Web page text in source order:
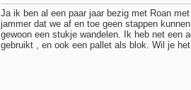
Ja ik ben al een paar jaar bezig met Roan
jammer dat we af en toe geen stappen
gewoon een stukje wandelen. Ik heb net een
gebruikt , en ook een pallet als blok. Wil je